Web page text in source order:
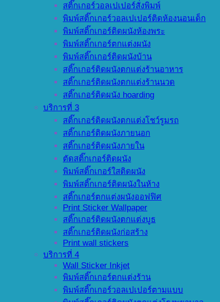
สติ๊กเกอร์วอลเปเปอร์สั่งพิมพ์
พิมพ์สติ๊กเกอร์วอลเปเปอร์ติดห้องนอนเด็ก
พิมพ์สติ๊กเกอร์ติดผนังห้องพระ
พิมพ์สติ๊กเกอร์ตกแต่งผนัง
พิมพ์สติ๊กเกอร์ติดผนังบ้าน
สติ๊กเกอร์ติดผนังตกแต่งร้านอาหาร
สติ๊กเกอร์ติดผนังตกแต่งร้านนวด
สติ๊กเกอร์ติดผนัง hoarding
บริการที่ 3
สติ๊กเกอร์ติดผนังตกแต่งโชว์รูมรถ
สติ๊กเกอร์ติดผนังภายนอก
สติ๊กเกอร์ติดผนังภายใน
ตัดสติ๊กเกอร์ติดผนัง
พิมพ์สติ๊กเกอร์ใสติดผนัง
พิมพ์สติ๊กเกอร์ติดผนังในห้าง
สติ๊กเกอร์ตกแต่งผนังออฟฟิศ
Print Sticker Wallpaper
สติ๊กเกอร์ติดผนังตกแต่งบูธ
สติ๊กเกอร์ติดผนังก่อสร้าง
Print wall stickers
บริการที่ 4
Wall Sticker Inkjet
พิมพ์สติ๊กเกอร์ตกแต่งร้าน
พิมพ์สติ๊กเกอร์วอลเปเปอร์ตามแบบ